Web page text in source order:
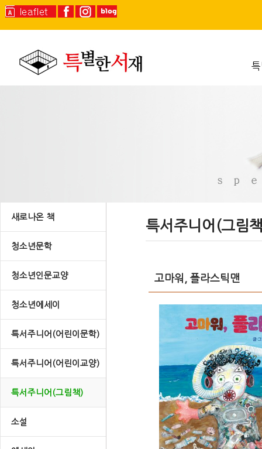
새로나온 책
청소년문학
청소년인문교양
청소년에세이
특서주니어(어린이문학)
특서주니어(어린이교양)
특서주니어(그림책)
소설
특서주니어(그림
고마워, 플라스틱맨